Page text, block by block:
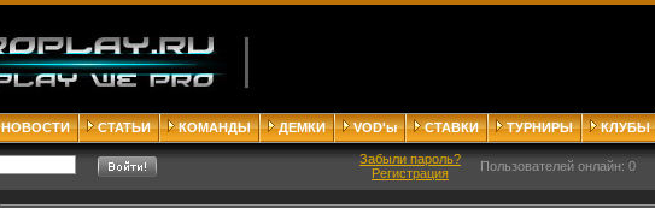
НОВОСТИ СТАТЬИ КОМАНДЫ ДЕМКИ VOD'ы СТАВКИ ТУРНИРЫ КЛУБЫ
Забыли пароль?
Регистрация
Пользователей онлайн: 0